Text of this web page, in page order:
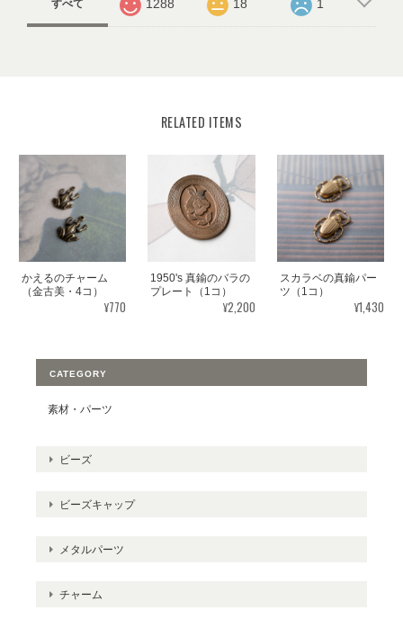
すべて 1288 18 1
RELATED ITEMS
かえるのチャーム
（金古美・4コ）
¥770
1950's 真鍮のバラの
プレート（1コ）
¥2,200
スカラベの真鍮パー
ツ（1コ）
¥1,430
CATEGORY
素材・パーツ
ビーズ
ビーズキャップ
メタルパーツ
チャーム